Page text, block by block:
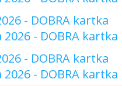
- DOBRA kartka
- DOBRA kartka